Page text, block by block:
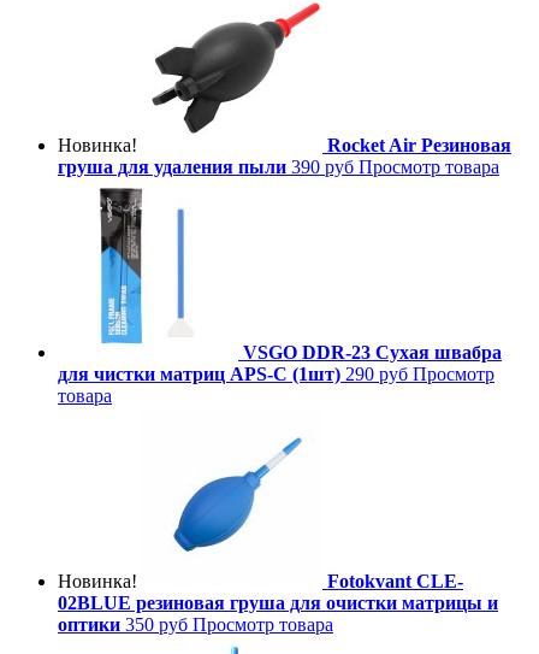
Новинка!
Rocket Air Резиновая
груша для удаления пыли 390 руб Просмотр товара
VSGO DDR-23 Сухая швабра
для чистки матриц APS-C (1шт) 290 руб Просмотр
товара
Новинка!
Fotokvant CLE-
02BLUE резиновая груша для очистки матрицы и
оптики 350 руб Просмотр товара